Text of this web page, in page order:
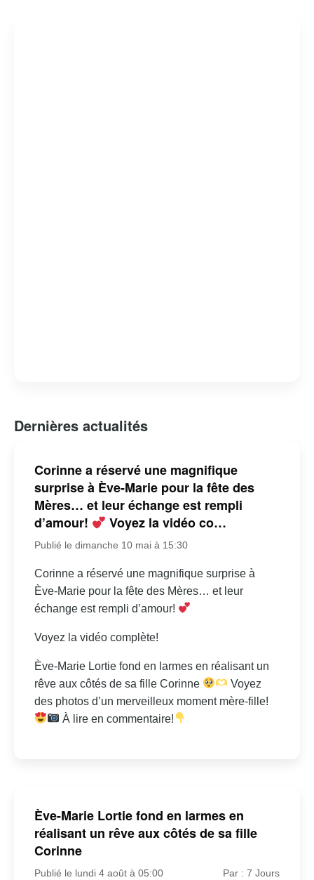
Dernières actualités
Corinne a réservé une magnifique
surprise à Ève-Marie pour la fête des
Mères… et leur échange est rempli
d’amour!
Voyez la vidéo co…
Publié le dimanche 10 mai à 15:30
Corinne a réservé une magnifique surprise à
Ève-Marie pour la fête des Mères… et leur
échange est rempli d’amour!
Voyez la vidéo complète!
Ève-Marie Lortie fond en larmes en réalisant un
rêve aux côtés de sa fille Corinne
Voyez
des photos d’un merveilleux moment mère-fille!
À lire en commentaire!
Ève-Marie Lortie fond en larmes en
réalisant un rêve aux côtés de sa fille
Corinne
Publié le lundi 4 août à 05:00 Par : 7 Jours